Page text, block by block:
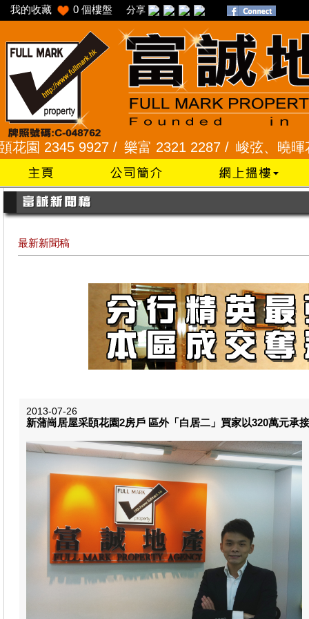
我的收藏 0 個樓盤 分享
9927 / 樂富 2321 2287 / 峻弦、曉暉花園
最新新聞稿
2013-07-26
新蒲崗居屋采頣花園2房戶 區外「白居二」買家以320萬元承接